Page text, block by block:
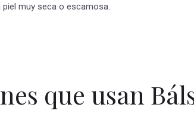
piel muy seca o escamosa.
que usan